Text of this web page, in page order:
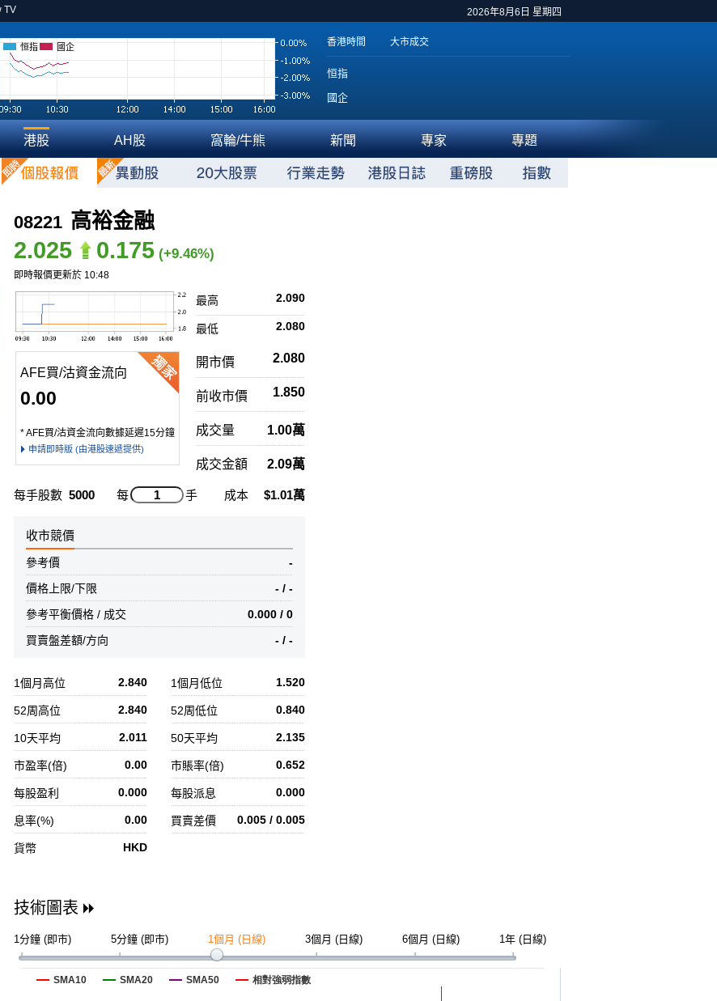
2026年8月6日 星期四
TV
恒指 國企 香港時間 大市成交
恒指
國企
港股 AH股 窩輪/牛熊 新聞 專家 專題
08221 高裕金融
2.025 0.175 (+9.46%)
即時報價更新於 10:48
2.090
最高
2.080
最低
AFE買/沽資金流向
0.00
* AFE買/沽資金流向數據延遲15分鐘
申請即時版 (由港股速遞提供)
開市價 2.080
前收市價 1.850
成交量 1.00萬
成交金額 2.09萬
每手股數 5000 每 手 成本 $1.01萬
收市競價
-
參考價
- / -
價格上限/下限
0.000 / 0
參考平衡價格 / 成交
- / -
買賣盤差額/方向
1個月高位 2.840 1個月低位 1.520
52周高位 2.840 52周低位 0.840
10天平均 2.011 50天平均 2.135
市盈率(倍) 0.00 市賬率(倍) 0.652
每股盈利 0.000 每股派息 0.000
息率(%) 0.00 買賣差價 0.005 / 0.005
貨幣 HKD
技術圖表
1分鐘 (即市) 5分鐘 (即市) 1個月 (日線) 3個月 (日線) 6個月 (日線) 1年 (日線)